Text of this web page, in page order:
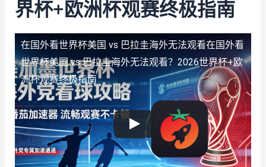
界杯+欧洲杯观赛终极指南
在国外看世界杯美国 vs 巴拉圭海外无法观看在国外看
世界杯美国 vs 巴拉圭海外无法观看？2026世界杯+欧
洲杯观赛终极指南